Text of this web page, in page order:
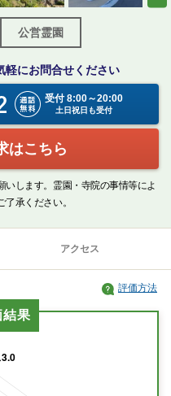
公営霊園
軽にお問合せください
受付 8:00～20:00
土日祝日も受付
はこちら
します。霊園・寺院の事情等によ
承ください。
アクセス
結果
評価方法